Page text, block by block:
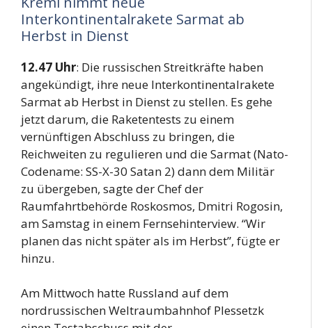
Interkontinentalrakete Sarmat ab
Herbst in Dienst
12.47 Uhr: Die russischen Streitkräfte haben
angekündigt, ihre neue Interkontinentalrakete
Sarmat ab Herbst in Dienst zu stellen. Es gehe
jetzt darum, die Raketentests zu einem
vernünftigen Abschluss zu bringen, die
Reichweiten zu regulieren und die Sarmat (Nato-
Codename: SS-X-30 Satan 2) dann dem Militär
zu übergeben, sagte der Chef der
Raumfahrtbehörde Roskosmos, Dmitri Rogosin,
am Samstag in einem Fernsehinterview. “Wir
planen das nicht später als im Herbst”, fügte er
hinzu.
Am Mittwoch hatte Russland auf dem
nordrussischen Weltraumbahnhof Plessetzk